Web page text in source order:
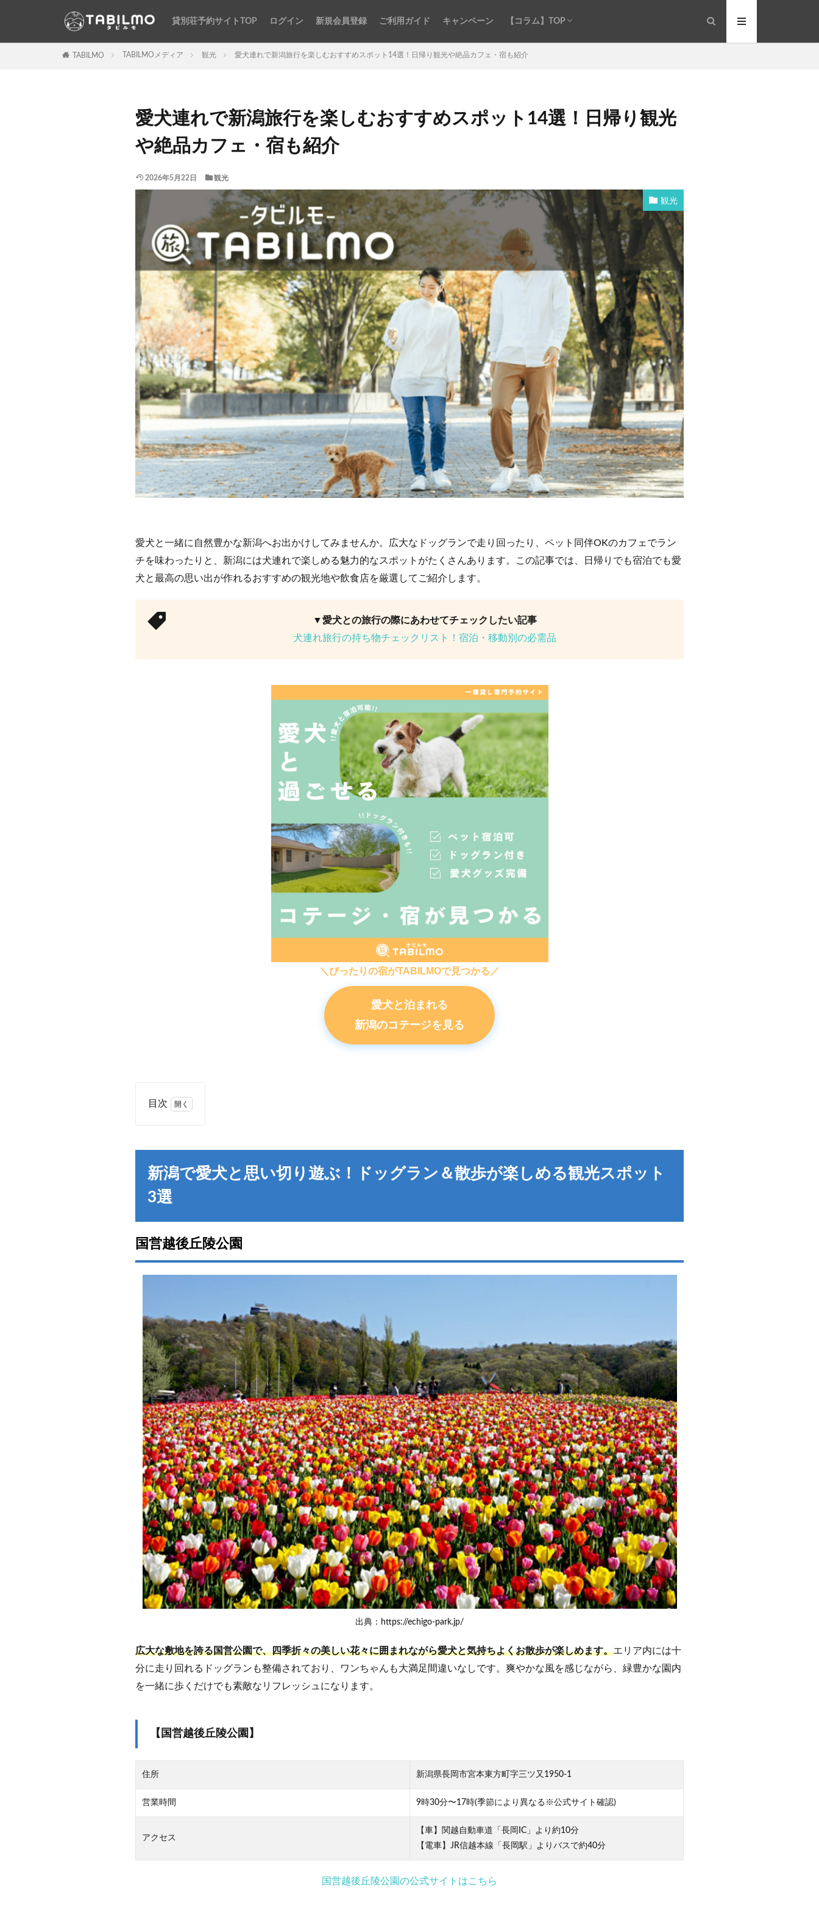
貸別荘予約サイトTOP ログイン 新規会員登録 ご利用ガイド キャンペーン 【コラム】TOP
TABILMO TABILMOメディア 観光 愛犬連れで新潟旅行を楽しむおすすめスポット14選！日帰り観光や絶品カフェ・宿も紹介
愛犬連れで新潟旅行を楽しむおすすめスポット14選！日帰り観光
や絶品カフェ・宿も紹介
2026年5月22日 観光
観光
愛犬と一緒に自然豊かな新潟へお出かけしてみませんか。広大なドッグランで走り回ったり、ペット同伴OKのカフェでラン
チを味わったりと、新潟には犬連れで楽しめる魅力的なスポットがたくさんあります。この記事では、日帰りでも宿泊でも愛
犬と最高の思い出が作れるおすすめの観光地や飲食店を厳選してご紹介します。
▼愛犬との旅行の際にあわせてチェックしたい記事
犬連れ旅行の持ち物チェックリスト！宿泊・移動別の必需品
＼ぴったりの宿がTABILMOで見つかる／
愛犬と泊まれる
新潟のコテージを見る
目次
で愛
思い
切り
遊
グラ
ン＆
散歩
が楽
光ス
ポッ
ト3
選
1.1
国営
越後
丘陵
公園
1.1.1
【国営
越後丘
陵公
園】
1.2
妙高
高原
スカ
イケ
ーブ
ル
高原ス
ーブ
ル】
高原
ー場
／パ
マパ
高原ス
新潟で愛犬と思い切り遊ぶ！ドッグラン＆散歩が楽しめる観光スポット
3選
国営越後丘陵公園
出典：https://echigo-park.jp/
広大な敷地を誇る国営公園で、四季折々の美しい花々に囲まれながら愛犬と気持ちよくお散歩が楽しめます。エリア内には十
分に走り回れるドッグランも整備されており、ワンちゃんも大満足間違いなしです。爽やかな風を感じながら、緑豊かな園内
を一緒に歩くだけでも素敵なリフレッシュになります。
【国営越後丘陵公園】
住所 新潟県長岡市宮本東方町字三ツ又1950-1
営業時間 9時30分〜17時(季節により異なる※公式サイト確認)
アクセス
【車】関越自動車道「長岡IC」より約10分
【電車】JR信越本線「長岡駅」よりバスで約40分
国営越後丘陵公園の公式サイトはこちら